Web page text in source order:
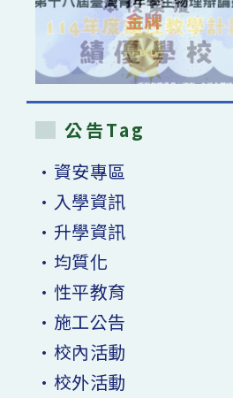
公告Tag
•資安專區
•入學資訊
•升學資訊
•均質化
•性平教育
•施工公告
•校內活動
•校外活動